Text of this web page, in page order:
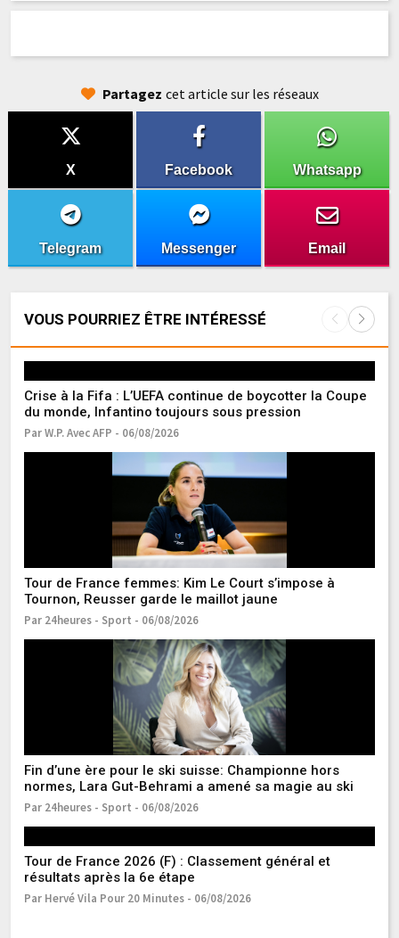
Partagez cet article sur les réseaux
X Facebook Whatsapp
Telegram Messenger Email
VOUS POURRIEZ ÊTRE INTÉRESSÉ
Crise à la Fifa : L’UEFA continue de boycotter la Coupe
du monde, Infantino toujours sous pression
Par W.P. Avec AFP - 06/08/2026
Tour de France femmes: Kim Le Court s’impose à
Tournon, Reusser garde le maillot jaune
Par 24heures - Sport - 06/08/2026
Fin d’une ère pour le ski suisse: Championne hors
normes, Lara Gut-Behrami a amené sa magie au ski
Par 24heures - Sport - 06/08/2026
Tour de France 2026 (F) : Classement général et
résultats après la 6e étape
Par Hervé Vila Pour 20 Minutes - 06/08/2026